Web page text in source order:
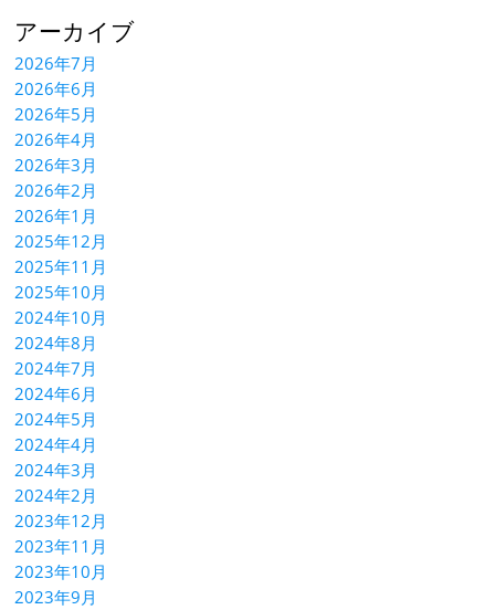
アーカイブ
2026年7月
2026年6月
2026年5月
2026年4月
2026年3月
2026年2月
2026年1月
2025年12月
2025年11月
2025年10月
2024年10月
2024年8月
2024年7月
2024年6月
2024年5月
2024年4月
2024年3月
2024年2月
2023年12月
2023年11月
2023年10月
2023年9月